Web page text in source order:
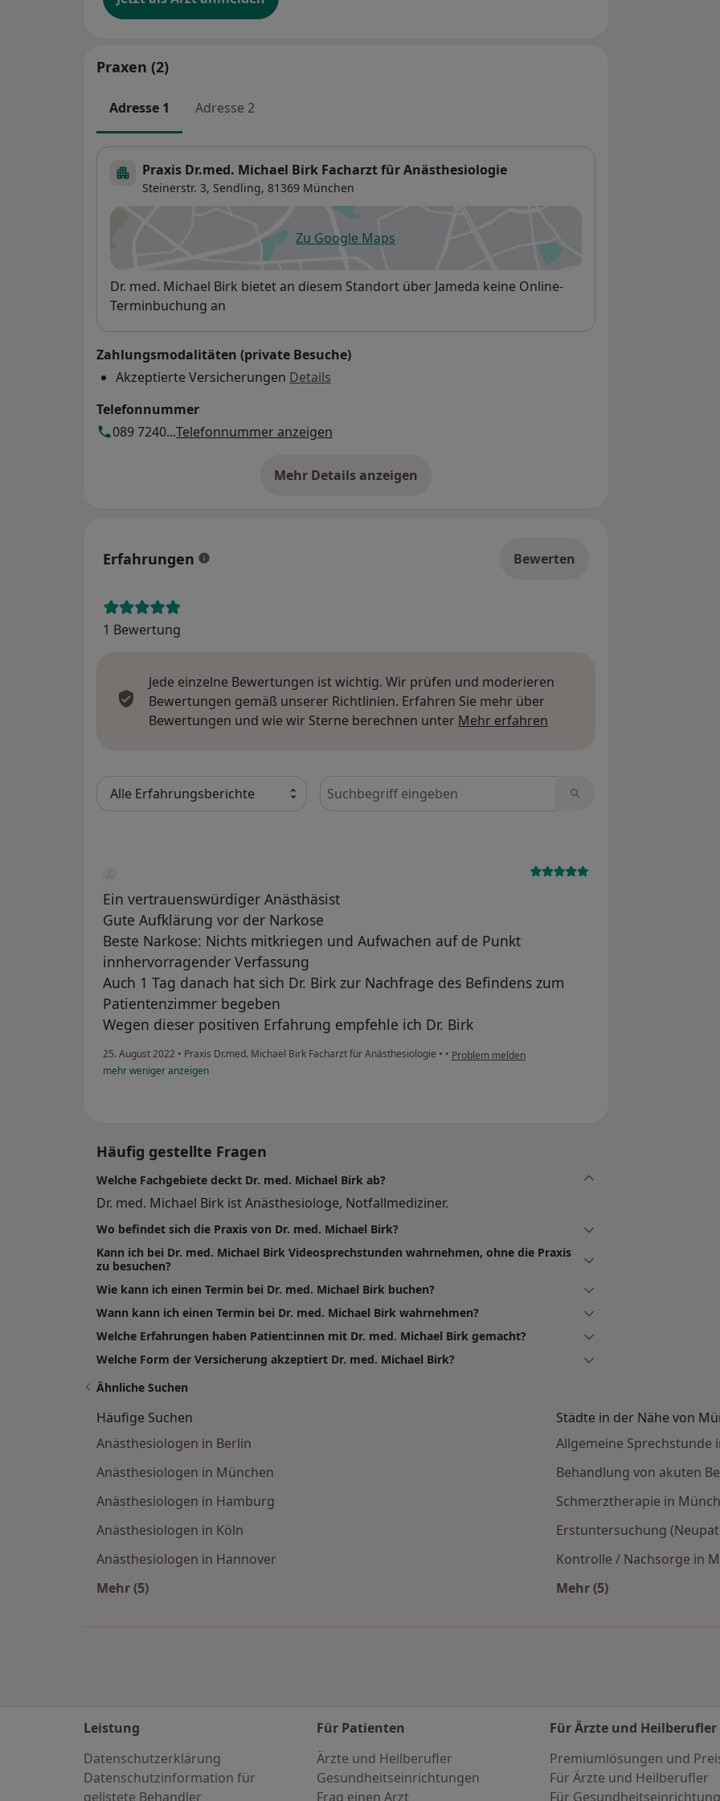
Praxen (2)
Adresse 1 Adresse 2
Praxis Dr.med. Michael Birk Facharzt für Anästhesiologie
Steinerstr. 3, Sendling, 81369 München
Zu Google Mapsöffnet in einer neuen Registerkarte
Verfügbarkeit
Dr. med. Michael Birk bietet an diesem Standort über Jameda keine Online-
Terminbuchung an
Zahlungsmodalitäten (private Besuche)
Akzeptierte Versicherungen Details
Telefonnummer
089 7240...Telefonnummer anzeigen
Mehr Details anzeigen
über die Adresse
Erfahrungen Bewerten
1 Bewertung
Jede einzelne Bewertungen ist wichtig. Wir prüfen und moderieren
Bewertungen gemäß unserer Richtlinien. Erfahren Sie mehr über
Bewertungen und wie wir Sterne berechnen unter Mehr erfahren
Bewertungen durchsuchen
Ein vertrauenswürdiger Anästhäsist
Gute Aufklärung vor der Narkose
Beste Narkose: Nichts mitkriegen und Aufwachen auf de Punkt
innhervorragender Verfassung
Auch 1 Tag danach hat sich Dr. Birk zur Nachfrage des Befindens zum
Patientenzimmer begeben
Wegen dieser positiven Erfahrung empfehle ich Dr. Birk
25. August 2022 • Praxis Dr.med. Michael Birk Facharzt für Anästhesiologie • • Problem melden
mehrwenigeranzeigen
Häufig gestellte Fragen
Welche Fachgebiete deckt Dr. med. Michael Birk ab?
Dr. med. Michael Birk ist Anästhesiologe, Notfallmediziner.
Wo befindet sich die Praxis von Dr. med. Michael Birk?
Kann ich bei Dr. med. Michael Birk Videosprechstunden wahrnehmen, ohne die Praxis
zu besuchen?
Wie kann ich einen Termin bei Dr. med. Michael Birk buchen?
Wann kann ich einen Termin bei Dr. med. Michael Birk wahrnehmen?
Welche Erfahrungen haben Patient:innen mit Dr. med. Michael Birk gemacht?
Welche Form der Versicherung akzeptiert Dr. med. Michael Birk?
Ähnliche Suchen
Häufige Suchen
Anästhesiologen in Berlin
Anästhesiologen in München
Anästhesiologen in Hamburg
Anästhesiologen in Köln
Anästhesiologen in Hannover
Mehr (5)
Städte in der Nähe von
Allgemeine Sprechstunde
Behandlung von akuten
Schmerztherapie in
Erstuntersuchung
Kontrolle / Nachsorge in
Mehr (5)
Leistung
Datenschutzerklärung
Datenschutzinformation für
gelistete Behandler
Für Patienten
Ärzte und Heilberufler
Gesundheitseinrichtungen
Frag einen Arzt
Für Ärzte und Heilberufler
Premiumlösungen und
Für Ärzte und Heilberufler
Für